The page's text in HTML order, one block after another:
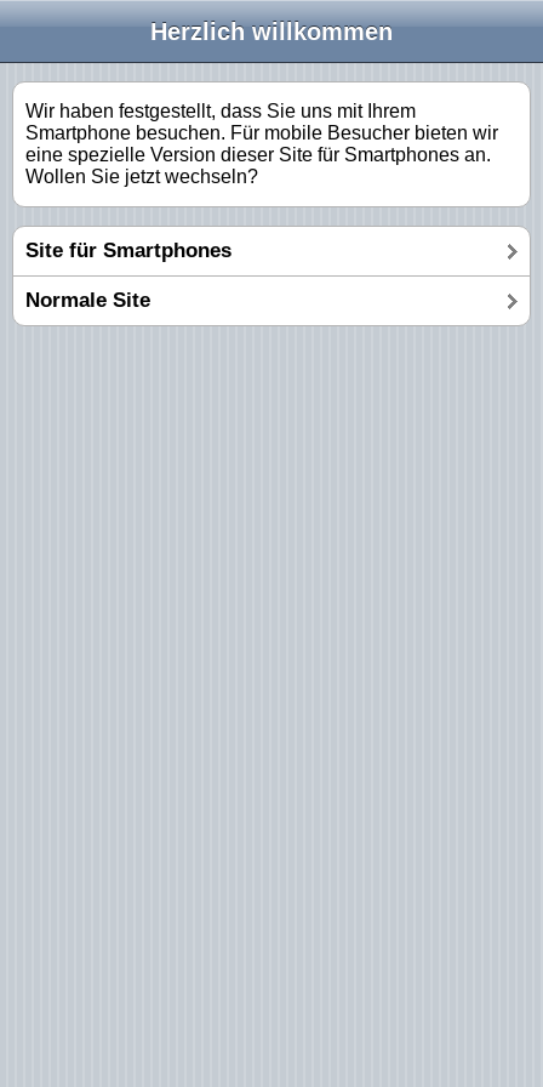
Herzlich willkommen
Wir haben festgestellt, dass Sie uns mit Ihrem
Smartphone besuchen. Für mobile Besucher bieten wir
eine spezielle Version dieser Site für Smartphones an.
Wollen Sie jetzt wechseln?
Site für Smartphones
Normale Site